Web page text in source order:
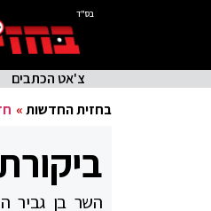
בס"ד
צ'אט הכתבים
בחזית החדשות»
השר בן גביר